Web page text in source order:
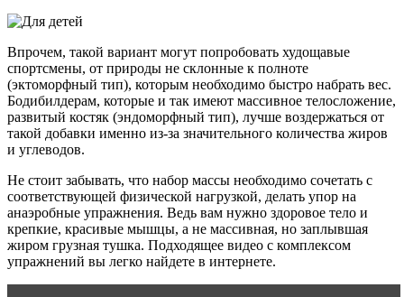
Впрочем, такой вариант могут попробовать худощавые
спортсмены, от природы не склонные к полноте
(эктоморфный тип), которым необходимо быстро набрать вес.
Бодибилдерам, которые и так имеют массивное телосложение,
развитый костяк (эндоморфный тип), лучше воздержаться от
такой добавки именно из-за значительного количества жиров
и углеводов.
Не стоит забывать, что набор массы необходимо сочетать с
соответствующей физической нагрузкой, делать упор на
анаэробные упражнения. Ведь вам нужно здоровое тело и
крепкие, красивые мышцы, а не массивная, но заплывшая
жиром грузная тушка. Подходящее видео с комплексом
упражнений вы легко найдете в интернете.